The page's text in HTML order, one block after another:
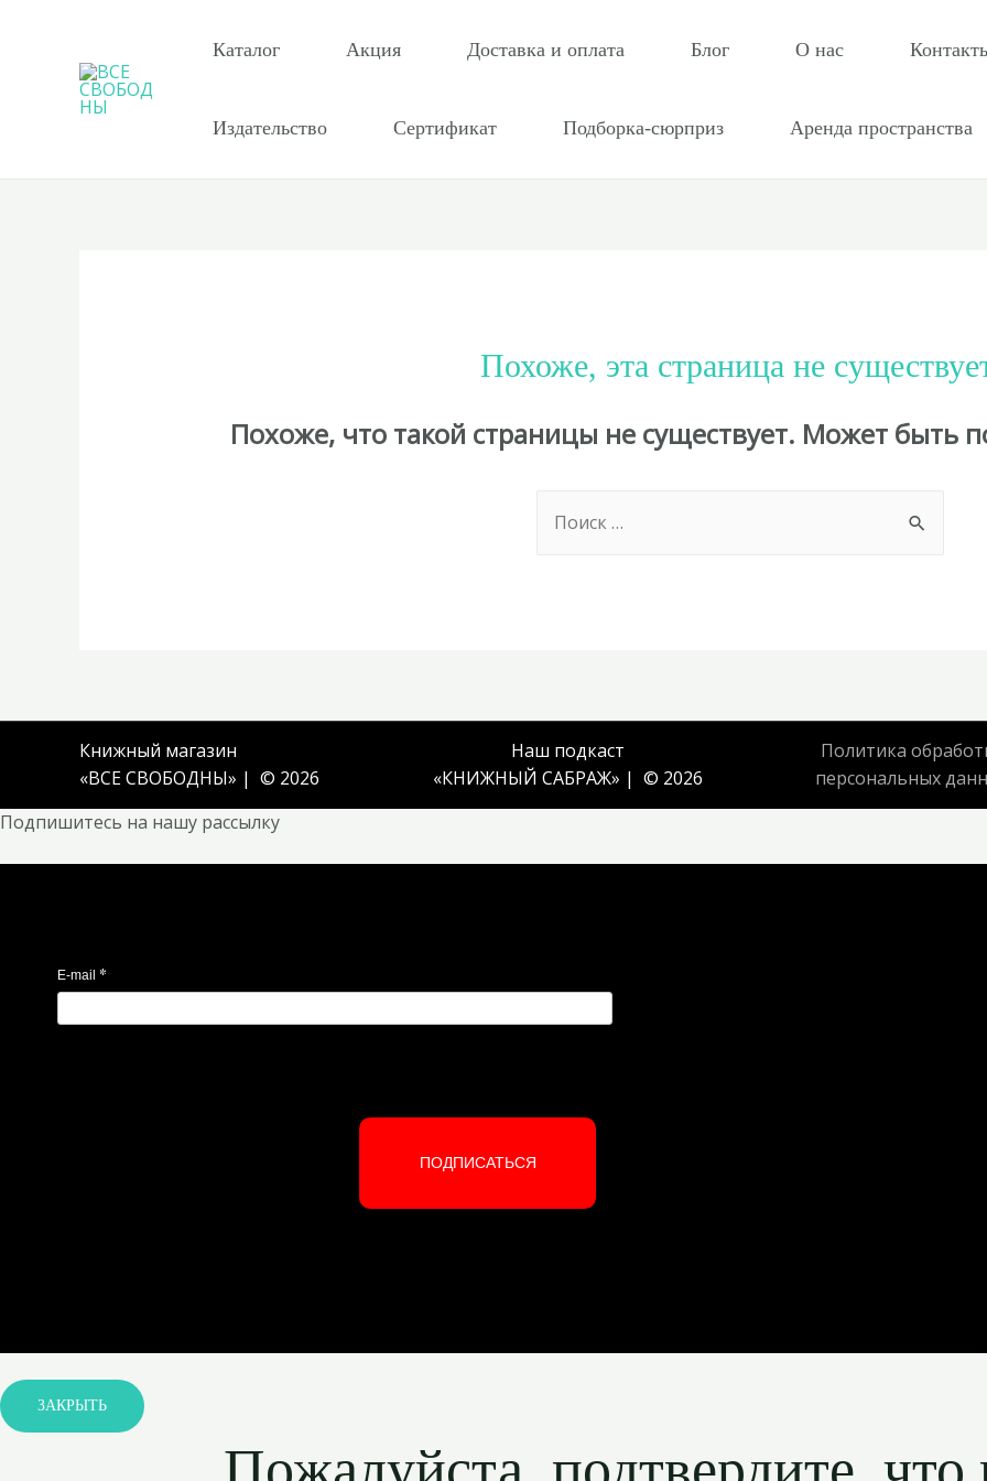
содержимому
Каталог Акция Доставка и оплата Блог О нас
Издательство Сертификат Подборка-сюрприз Аренда пространства
Похоже, эта страница не
Похоже, что такой страницы не существует. Может быть
for:
Книжный магазин
«ВСЕ СВОБОДНЫ» | © 2026
Наш подкаст
«КНИЖНЫЙ САБРАЖ» | © 2026
Политика
персональных
Подпишитесь на нашу рассылку
E-mail *
ПОДПИСАТЬСЯ
ЗАКРЫТЬ